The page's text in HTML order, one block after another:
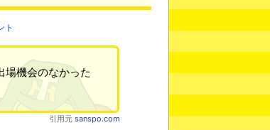
ト
場機会のなかった
引用元 sanspo.com